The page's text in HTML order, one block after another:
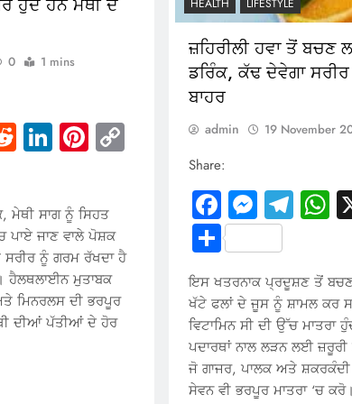
0 1 mins
RedditLinkedInPinterest
ਸਾਗ ਨੂੰ ਸਿਹਤ
ਜਾਣ ਵਾਲੇ ਪੋਸ਼ਕ
ਸਰੀਰ ਨੂੰ ਗਰਮ ਰੱਖਦਾ ਹੈ
ਹੈਲਥਲਾਈਨ ਮੁਤਾਬਕ
ਮਿਨਰਲਸ ਦੀ ਭਰਪੂਰ
ਦੀਆਂ ਪੱਤੀਆਂ ਦੇ ਹੋਰ
ਜ਼ਹਿਰੀਲੀ ਹਵਾ ਤੋਂ
ਡਰਿੰਕ, ਕੱਢ ਦੇਵੇਗਾ
ਬਾਹਰ
admin 19 November
Share:
Facebook
Share
ਇਸ ਖਤਰਨਾਕ ਪ੍ਰਦੂਸ਼ਣ ਤੋਂ
ਖੱਟੇ ਫਲਾਂ ਦੇ ਜੂਸ ਨੂੰ ਸ਼ਾਮਲ ਕਰ
ਵਿਟਾਮਿਨ ਸੀ ਦੀ ਉੱਚ ਮਾਤਰਾ
ਪਦਾਰਥਾਂ ਨਾਲ ਲੜਨ ਲਈ
ਜੋ ਗਾਜਰ, ਪਾਲਕ ਅਤੇ
ਸੇਵਨ ਵੀ ਭਰਪੂਰ ਮਾਤਰਾ ‘ਚ ਕਰੋ।